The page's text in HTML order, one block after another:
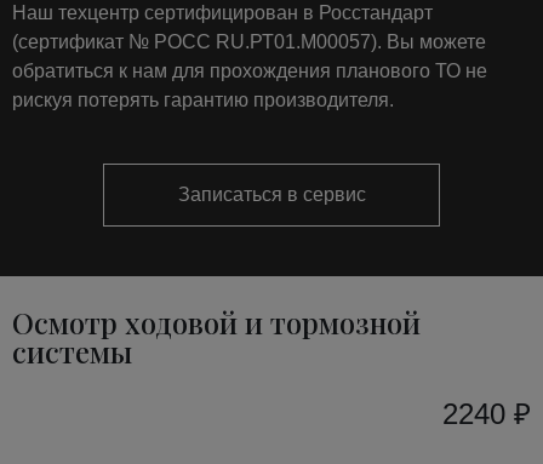
Наш техцентр сертифицирован в Росстандарт
(сертификат № РОСС RU.РТ01.М00057). Вы можете
обратиться к нам для прохождения планового ТО не
рискуя потерять гарантию производителя.
Записаться в сервис
Осмотр ходовой и тормозной
системы
2240 ₽